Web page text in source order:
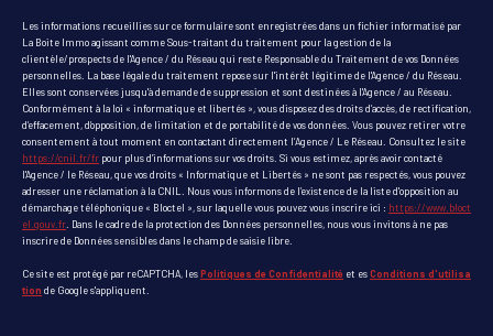
Les informations recueillies sur ce formulaire sont enregistrées dans un fichier informatisé par
La Boite Immo agissant comme Sous-traitant du traitement pour la gestion de la
clientèle/prospects de l'Agence / du Réseau qui reste Responsable du Traitement de vos Données
personnelles. La base légale du traitement repose sur l'intérêt légitime de l'Agence / du Réseau.
Elles sont conservées jusqu'à demande de suppression et sont destinées à l'Agence / au Réseau.
Conformément à la loi « informatique et libertés », vous disposez des droits d’accès, de rectification,
d’effacement, d’opposition, de limitation et de portabilité de vos données. Vous pouvez retirer votre
consentement à tout moment en contactant directement l’Agence / Le Réseau. Consultez le site
https://cnil.fr/fr pour plus d’informations sur vos droits. Si vous estimez, après avoir contacté
l'Agence / le Réseau, que vos droits « Informatique et Libertés » ne sont pas respectés, vous pouvez
adresser une réclamation à la CNIL. Nous vous informons de l’existence de la liste d'opposition au
démarchage téléphonique « Bloctel », sur laquelle vous pouvez vous inscrire ici : https://www.bloct
el.gouv.fr . Dans le cadre de la protection des Données personnelles, nous vous invitons à ne pas
inscrire de Données sensibles dans le champ de saisie libre.
Ce site est protégé par reCAPTCHA, lesPolitiques de Confidentialité et esConditions d'utilisa
tion de Google s'appliquent.